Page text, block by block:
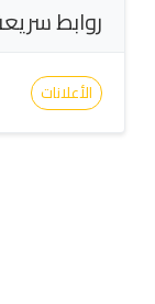
روابط
الأعلانات